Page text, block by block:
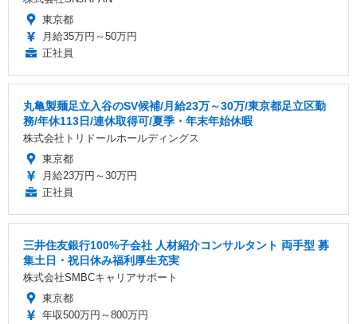
東京都
月給35万円～50万円
正社員
丸亀製麺足立入谷のSV候補/月給23万～30万/東京都足立区勤
務/年休113日/連休取得可/夏季・年末年始休暇
株式会社トリドールホールディングス
東京都
月給23万円～30万円
正社員
三井住友銀行100%子会社 人材紹介コンサルタント 両手型 募
集土日・祝日休み福利厚生充実
株式会社SMBCキャリアサポート
東京都
年収500万円～800万円